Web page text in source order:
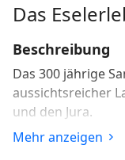
Das
Beschreibung
Das 300 jährige
aussichtsreicher
und den Jura.
Die Familie
Mehr anzeigen